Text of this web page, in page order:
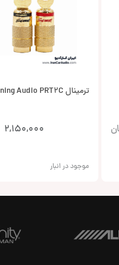
ترمینال Lightning Audio PRT2C
2,150,000
موجود در انبار